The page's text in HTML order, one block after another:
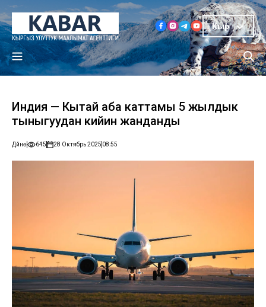
Кыр
Индия — Кытай аба каттамы 5 жылдык
тыныгуудан кийин жанданды
Дүйнө 645 28 Октябрь 2025 08:55